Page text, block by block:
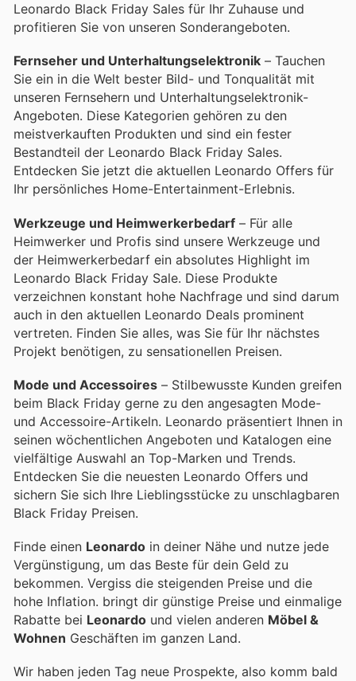
Leonardo Black Friday Sales für Ihr Zuhause und
profitieren Sie von unseren Sonderangeboten.
Fernseher und Unterhaltungselektronik – Tauchen
Sie ein in die Welt bester Bild- und Tonqualität mit
unseren Fernsehern und Unterhaltungselektronik-
Angeboten. Diese Kategorien gehören zu den
meistverkauften Produkten und sind ein fester
Bestandteil der Leonardo Black Friday Sales.
Entdecken Sie jetzt die aktuellen Leonardo Offers für
Ihr persönliches Home-Entertainment-Erlebnis.
Werkzeuge und Heimwerkerbedarf – Für alle
Heimwerker und Profis sind unsere Werkzeuge und
der Heimwerkerbedarf ein absolutes Highlight im
Leonardo Black Friday Sale. Diese Produkte
verzeichnen konstant hohe Nachfrage und sind darum
auch in den aktuellen Leonardo Deals prominent
vertreten. Finden Sie alles, was Sie für Ihr nächstes
Projekt benötigen, zu sensationellen Preisen.
Mode und Accessoires – Stilbewusste Kunden greifen
beim Black Friday gerne zu den angesagten Mode-
und Accessoire-Artikeln. Leonardo präsentiert Ihnen in
seinen wöchentlichen Angeboten und Katalogen eine
vielfältige Auswahl an Top-Marken und Trends.
Entdecken Sie die neuesten Leonardo Offers und
sichern Sie sich Ihre Lieblingsstücke zu unschlagbaren
Black Friday Preisen.
Finde einen Leonardo in deiner Nähe und nutze jede
Vergünstigung, um das Beste für dein Geld zu
bekommen. Vergiss die steigenden Preise und die
hohe Inflation. bringt dir günstige Preise und einmalige
Rabatte bei Leonardo und vielen anderen Möbel &
Wohnen Geschäften im ganzen Land.
Wir haben jeden Tag neue Prospekte, also komm bald